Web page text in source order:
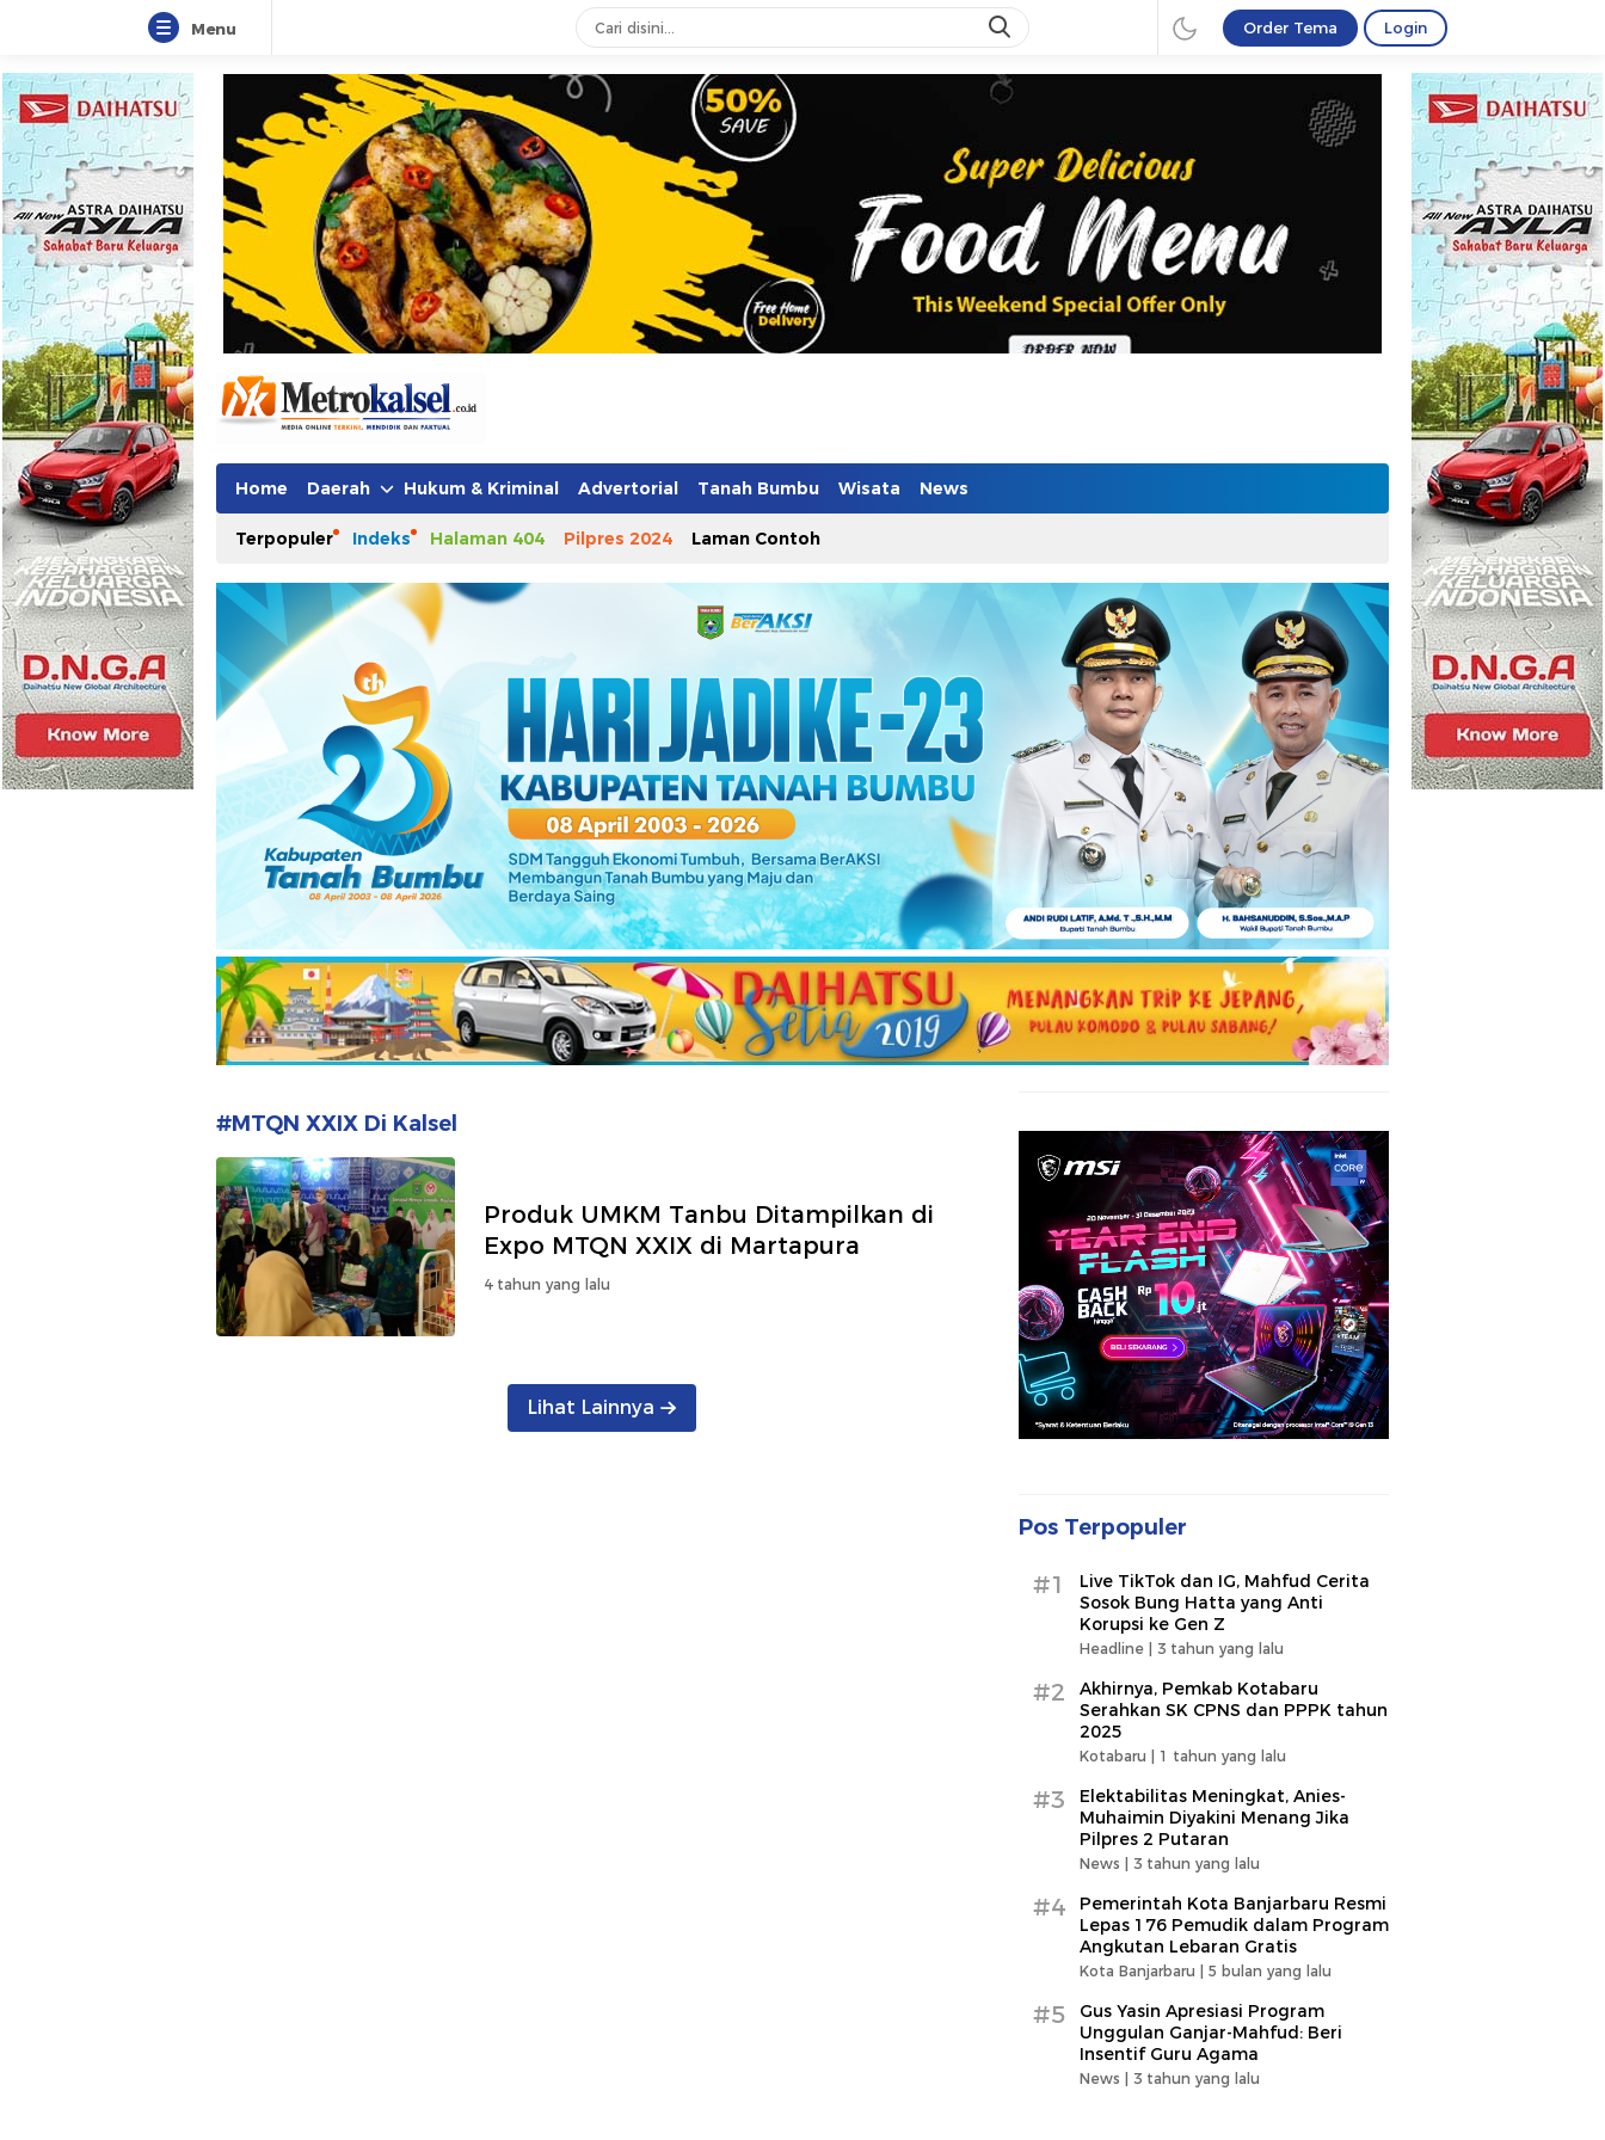
Menu Order Tema Login
Metro Kalsel
Media Online Terkini, Faktual dan Mendidik
Home Daerah Hukum & Kriminal Advertorial Tanah Bumbu Wisata News
Terpopuler Indeks Halaman 404 Pilpres 2024 Laman Contoh
#MTQN XXIX Di Kalsel
Produk UMKM Tanbu Ditampilkan di
Expo MTQN XXIX di Martapura
4 tahun yang lalu
Lihat Lainnya
Pos Terpopuler
#1
Live TikTok dan IG, Mahfud Cerita
Sosok Bung Hatta yang Anti
Korupsi ke Gen Z
Headline | 3 tahun yang lalu
#2
Akhirnya, Pemkab Kotabaru
Serahkan SK CPNS dan PPPK tahun
2025
Kotabaru | 1 tahun yang lalu
#3
Elektabilitas Meningkat, Anies-
Muhaimin Diyakini Menang Jika
Pilpres 2 Putaran
News | 3 tahun yang lalu
#4
Pemerintah Kota Banjarbaru Resmi
Lepas 176 Pemudik dalam Program
Angkutan Lebaran Gratis
Kota Banjarbaru | 5 bulan yang lalu
#5
Gus Yasin Apresiasi Program
Unggulan Ganjar-Mahfud: Beri
Insentif Guru Agama
News | 3 tahun yang lalu